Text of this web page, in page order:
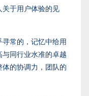
关于用户体验的见
常的，记忆中给用
同行业水准的卓越
的协调力，团队的